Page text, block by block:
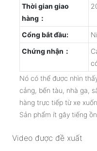
Thời gian giao
hàng：
Cổng bắt đầu:
Chứng nhận：
Nó có thể được nhìn
cảng, bến tàu, nhà ga,
hàng trực tiếp từ xe
Sản phẩm ít gây tiếng
Video được đề xuất